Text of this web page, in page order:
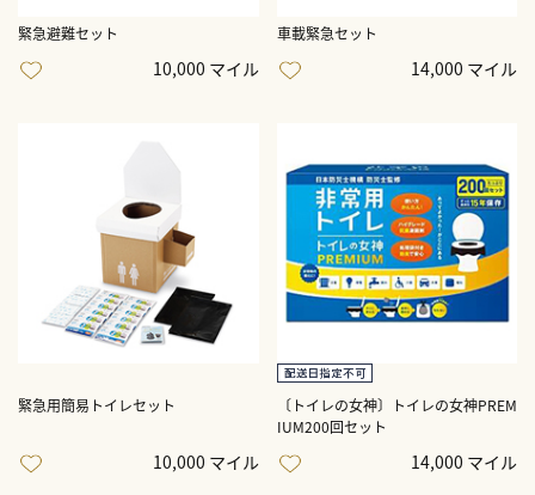
緊急避難セット
10,000 マイル
車載緊急セット
14,000 マイル
緊急用簡易トイレセット
10,000 マイル
〔トイレの女神〕トイレの女神PREM
IUM200回セット
14,000 マイル